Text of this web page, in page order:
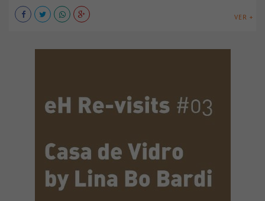
VER +